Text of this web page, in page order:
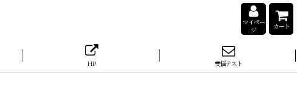
マイペー
ジ
カート
HP 受信テスト